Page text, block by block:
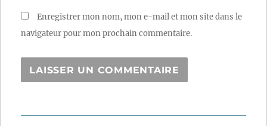
Enregistrer mon nom, mon e-mail et mon site dans le
navigateur pour mon prochain commentaire.